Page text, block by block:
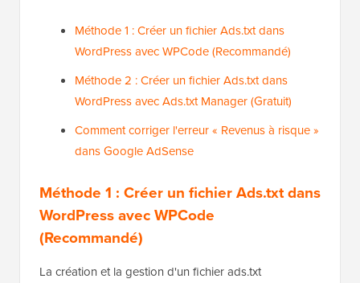
Méthode 1 : Créer un fichier Ads.txt dans
WordPress avec WPCode (Recommandé)
Méthode 2 : Créer un fichier Ads.txt dans
WordPress avec Ads.txt Manager (Gratuit)
Comment corriger l'erreur « Revenus à risque »
dans Google AdSense
Méthode 1 : Créer un fichier Ads.txt dans
WordPressavec WPCode
(Recommandé)
La création et la gestion d'un fichier ads.txt